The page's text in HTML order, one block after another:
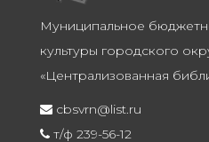
Муниципальное
культуры городского
«Централизованная
cbsvrn@list.ru
т/ф 239-56-12